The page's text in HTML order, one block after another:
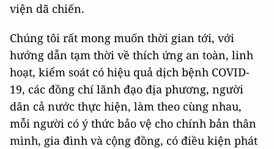
viện dã chiến.
Chúng tôi rất mong muốn thời gian tới, với
hướng dẫn tạm thời về thích ứng an toàn, linh
hoạt, kiểm soát có hiệu quả dịch bệnh COVID-
19, các đồng chí lãnh đạo địa phương, người
dân cả nước thực hiện, làm theo cùng nhau,
mỗi người có ý thức bảo vệ cho chính bản thân
mình, gia đình và cộng đồng, có điều kiện phát